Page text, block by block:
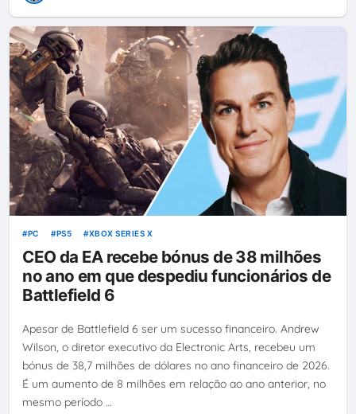
PC PS5 XBOX SERIES X
CEO da EA recebe bónus de 38 milhões
no ano em que despediu funcionários de
Battlefield 6
Apesar de Battlefield 6 ser um sucesso financeiro. Andrew
Wilson, o diretor executivo da Electronic Arts, recebeu um
bónus de 38,7 milhões de dólares no ano financeiro de 2026.
É um aumento de 8 milhões em relação ao ano anterior, no
mesmo período …